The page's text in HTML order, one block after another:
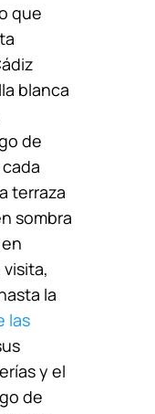
que
blanca
de
terraza
sombra
visita,
la
las
y el
de